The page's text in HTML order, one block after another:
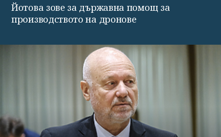
Йотова зове за държавна помощ за
производството на дронове